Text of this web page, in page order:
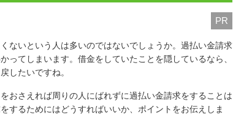
PR
ないという人は多いのではないでしょうか。過払い金請求
ってしまいます。借金をしていたことを隠しているなら、
したいですね。
おさえれば周りの人にばれずに過払い金請求をすることは
するためにはどうすればいいか、ポイントをお伝えしま